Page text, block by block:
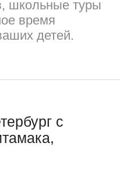
школьные туры
время
детей.
с